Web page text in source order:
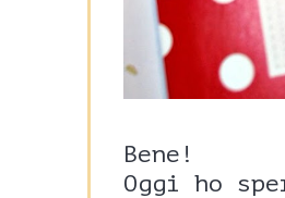
Bene!
Oggi ho